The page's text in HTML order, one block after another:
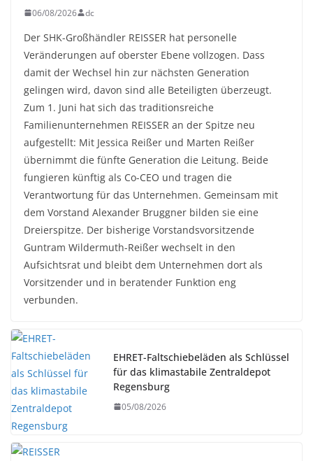
06/08/2026 dc
Der SHK-Großhändler REISSER hat personelle
Veränderungen auf oberster Ebene vollzogen. Dass
damit der Wechsel hin zur nächsten Generation
gelingen wird, davon sind alle Beteiligten überzeugt.
Zum 1. Juni hat sich das traditionsreiche
Familienunternehmen REISSER an der Spitze neu
aufgestellt: Mit Jessica Reißer und Marten Reißer
übernimmt die fünfte Generation die Leitung. Beide
fungieren künftig als Co-CEO und tragen die
Verantwortung für das Unternehmen. Gemeinsam mit
dem Vorstand Alexander Bruggner bilden sie eine
Dreierspitze. Der bisherige Vorstandsvorsitzende
Guntram Wildermuth-Reißer wechselt in den
Aufsichtsrat und bleibt dem Unternehmen dort als
Vorsitzender und in beratender Funktion eng
verbunden.
EHRET-Faltschiebeläden als Schlüssel
für das klimastabile Zentraldepot
Regensburg
05/08/2026